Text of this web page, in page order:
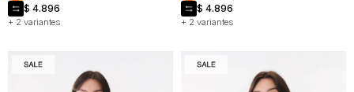
+ 2 variantes
$ 4.896
+ 2 variantes
$ 4.896